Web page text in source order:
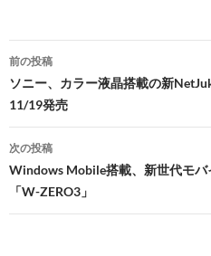
投
稿
ナ
ビ
ゲ
ー
前の投稿
ソニー、カラー液晶搭載の新
11/19発売
次の投稿
Windows Mobile搭載、新世代モ
「W-ZERO3」